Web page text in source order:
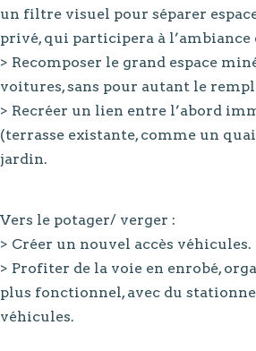
un filtre visuel pour séparer
privé, qui participera à l’ambiance
> Recomposer le grand espace
voitures, sans pour autant le
> Recréer un lien entre l’abord
(terrasse existante, comme un
jardin.
Vers le potager/ verger :
> Créer un nouvel accès véhicules.
> Profiter de la voie en enrobé,
plus fonctionnel, avec du
véhicules.